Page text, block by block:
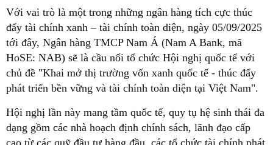
Với vai trò là một trong những ngân hàng tích cực thúc
đẩy tài chính xanh – tài chính toàn diện, ngày 05/09/2025
tới đây, Ngân hàng TMCP Nam Á (Nam A Bank, mã
HoSE: NAB) sẽ là cầu nối tổ chức Hội nghị quốc tế với
chủ đề "Khai mở thị trường vốn xanh quốc tế - thúc đẩy
phát triển bền vững và tài chính toàn diện tại Việt Nam".
Hội nghị lần này mang tầm quốc tế, quy tụ hệ sinh thái đa
dạng gồm các nhà hoạch định chính sách, lãnh đạo cấp
cao từ các quỹ đầu tư hàng đầu, các tổ chức tài chính phát